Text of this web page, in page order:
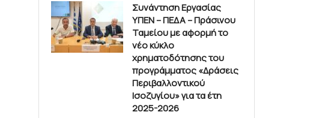
Συνάντηση Εργασίας
ΥΠΕΝ – ΠΕΔΑ – Πράσινου
Ταμείου με αφορμή το
νέο κύκλο
χρηματοδότησης του
προγράμματος «Δράσεις
Περιβαλλοντικού
Ισοζυγίου» για τα έτη
2025-2026